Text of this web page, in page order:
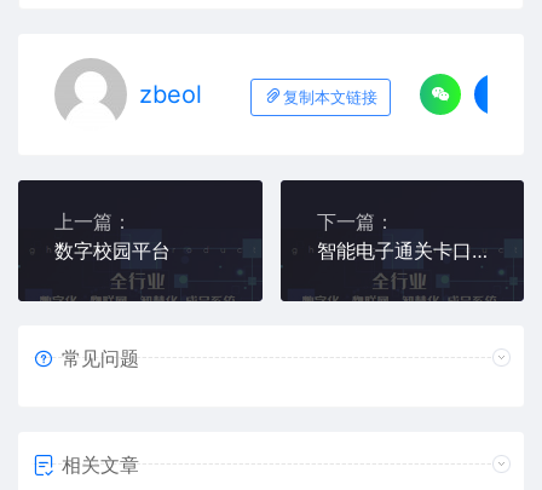
zbeol 复制本文链接
上一篇：
数字校园平台
下一篇：
智能电子通关卡口系统
常见问题
相关文章